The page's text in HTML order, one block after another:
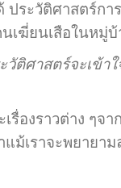
ประวัติศาสตร์ก
นเฆี่ยนเสือในหมู่
วัติศาสตร์จะเข้า
รื่องราวต่าง ๆ
ม้เราจะพยายา